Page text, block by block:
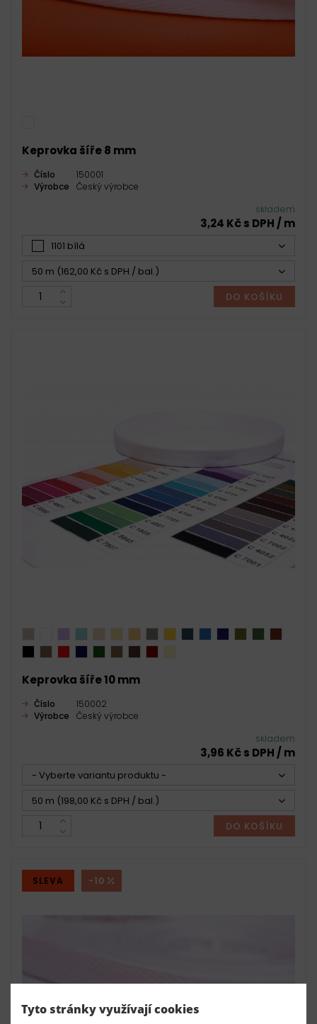
Keprovka šíře 8 mm
Číslo
150001
Výrobce
Český výrobce
skladem
3,24 Kč s DPH / m
1101 bílá
50 m (162,00 Kč s DPH / bal.)
DO KOŠÍKU
Keprovka šíře 10 mm
Číslo
150002
Výrobce
Český výrobce
skladem
3,96 Kč s DPH / m
- Vyberte variantu produktu -
50 m (198,00 Kč s DPH / bal.)
DO KOŠÍKU
SLEVA -10
Tyto stránky využívají cookies